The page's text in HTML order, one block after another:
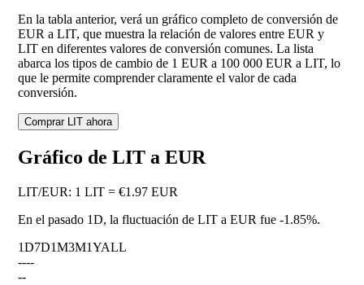
En la tabla anterior, verá un gráfico completo de conversión de
EUR a LIT, que muestra la relación de valores entre EUR y
LIT en diferentes valores de conversión comunes. La lista
abarca los tipos de cambio de 1 EUR a 100 000 EUR a LIT, lo
que le permite comprender claramente el valor de cada
conversión.
Comprar LIT ahora
Gráfico de LIT a EUR
LIT/EUR: 1 LIT = €1.97 EUR
En el pasado 1D, la fluctuación de LIT a EUR fue -1.85%.
1D7D1M3M1YALL
----
--